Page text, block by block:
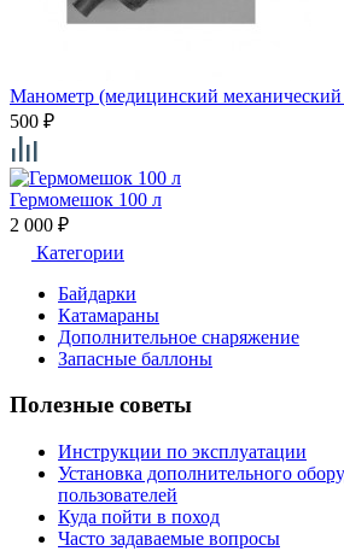
Манометр (медицинский механический
500 ₽
Гермомешок 100 л
2 000 ₽
Категории
Байдарки
Катамараны
Дополнительное снаряжение
Запасные баллоны
Полезные советы
Инструкции по эксплуатации
Установка дополнительного
пользователей
Куда пойти в поход
Часто задаваемые вопросы